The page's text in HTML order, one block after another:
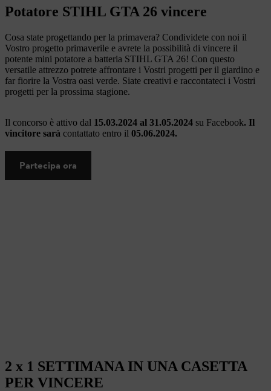
Potatore STIHL GTA 26 vincere
Cosa state progettando per la primavera? Condividete con noi il
Vostro progetto primaverile e avrete la possibilità di vincere il
potente mini potatore a batteria STIHL GTA 26! Con questo
versatile attrezzo potrete affrontare i Vostri progetti per il giardino e
far fiorire la Vostra oasi verde. Siate creativi e raccontateci i Vostri
progetti per la prossima stagione.
Il concorso è attivo dal 15.03.2024 al 31.05.2024 su Facebook. Il
vincitore sarà contattato entro il 05.06.2024.
Partecipa ora
2 x 1 SETTIMANA IN UNA CASETTA
PER VINCERE